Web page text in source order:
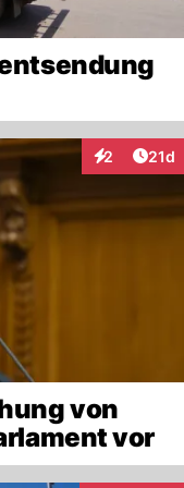
2
Interaktionen
21d
von
vor